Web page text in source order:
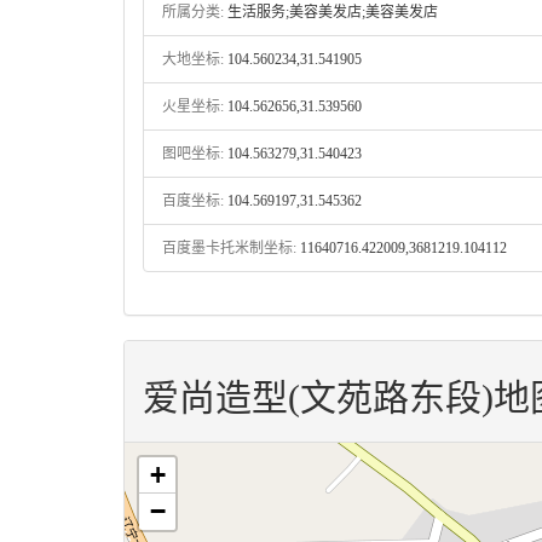
所属分类: 生活服务;美容美发店;美容美发店
大地坐标: 104.560234,31.541905
火星坐标: 104.562656,31.539560
图吧坐标: 104.563279,31.540423
百度坐标: 104.569197,31.545362
百度墨卡托米制坐标: 11640716.422009,3681219.104112
爱尚造型(文苑路东段)地
+
−